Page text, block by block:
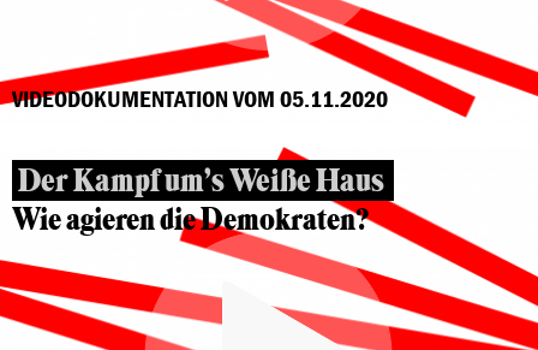
VIDEODOKUMENTATION VOM 05.11.2020
Der Kampf um’s Weiße Haus
Wie agieren die Demokraten?